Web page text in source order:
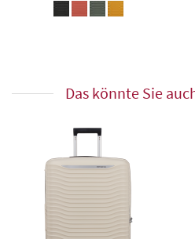
Das könnte Sie